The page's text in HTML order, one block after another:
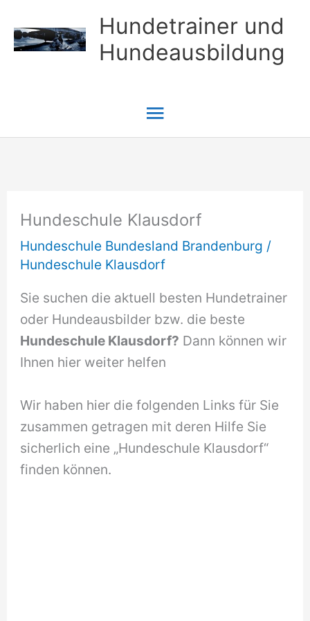
Inhalt
springen
Hundetrainer und
Hundeausbildung
Hauptmenü
Hundeschule Klausdorf
Hundeschule Bundesland Brandenburg /
Hundeschule Klausdorf
Sie suchen die aktuell besten Hundetrainer
oder Hundeausbilder bzw. die beste
Hundeschule Klausdorf? Dann können wir
Ihnen hier weiter helfen
Wir haben hier die folgenden Links für Sie
zusammen getragen mit deren Hilfe Sie
sicherlich eine „Hundeschule Klausdorf“
finden können.